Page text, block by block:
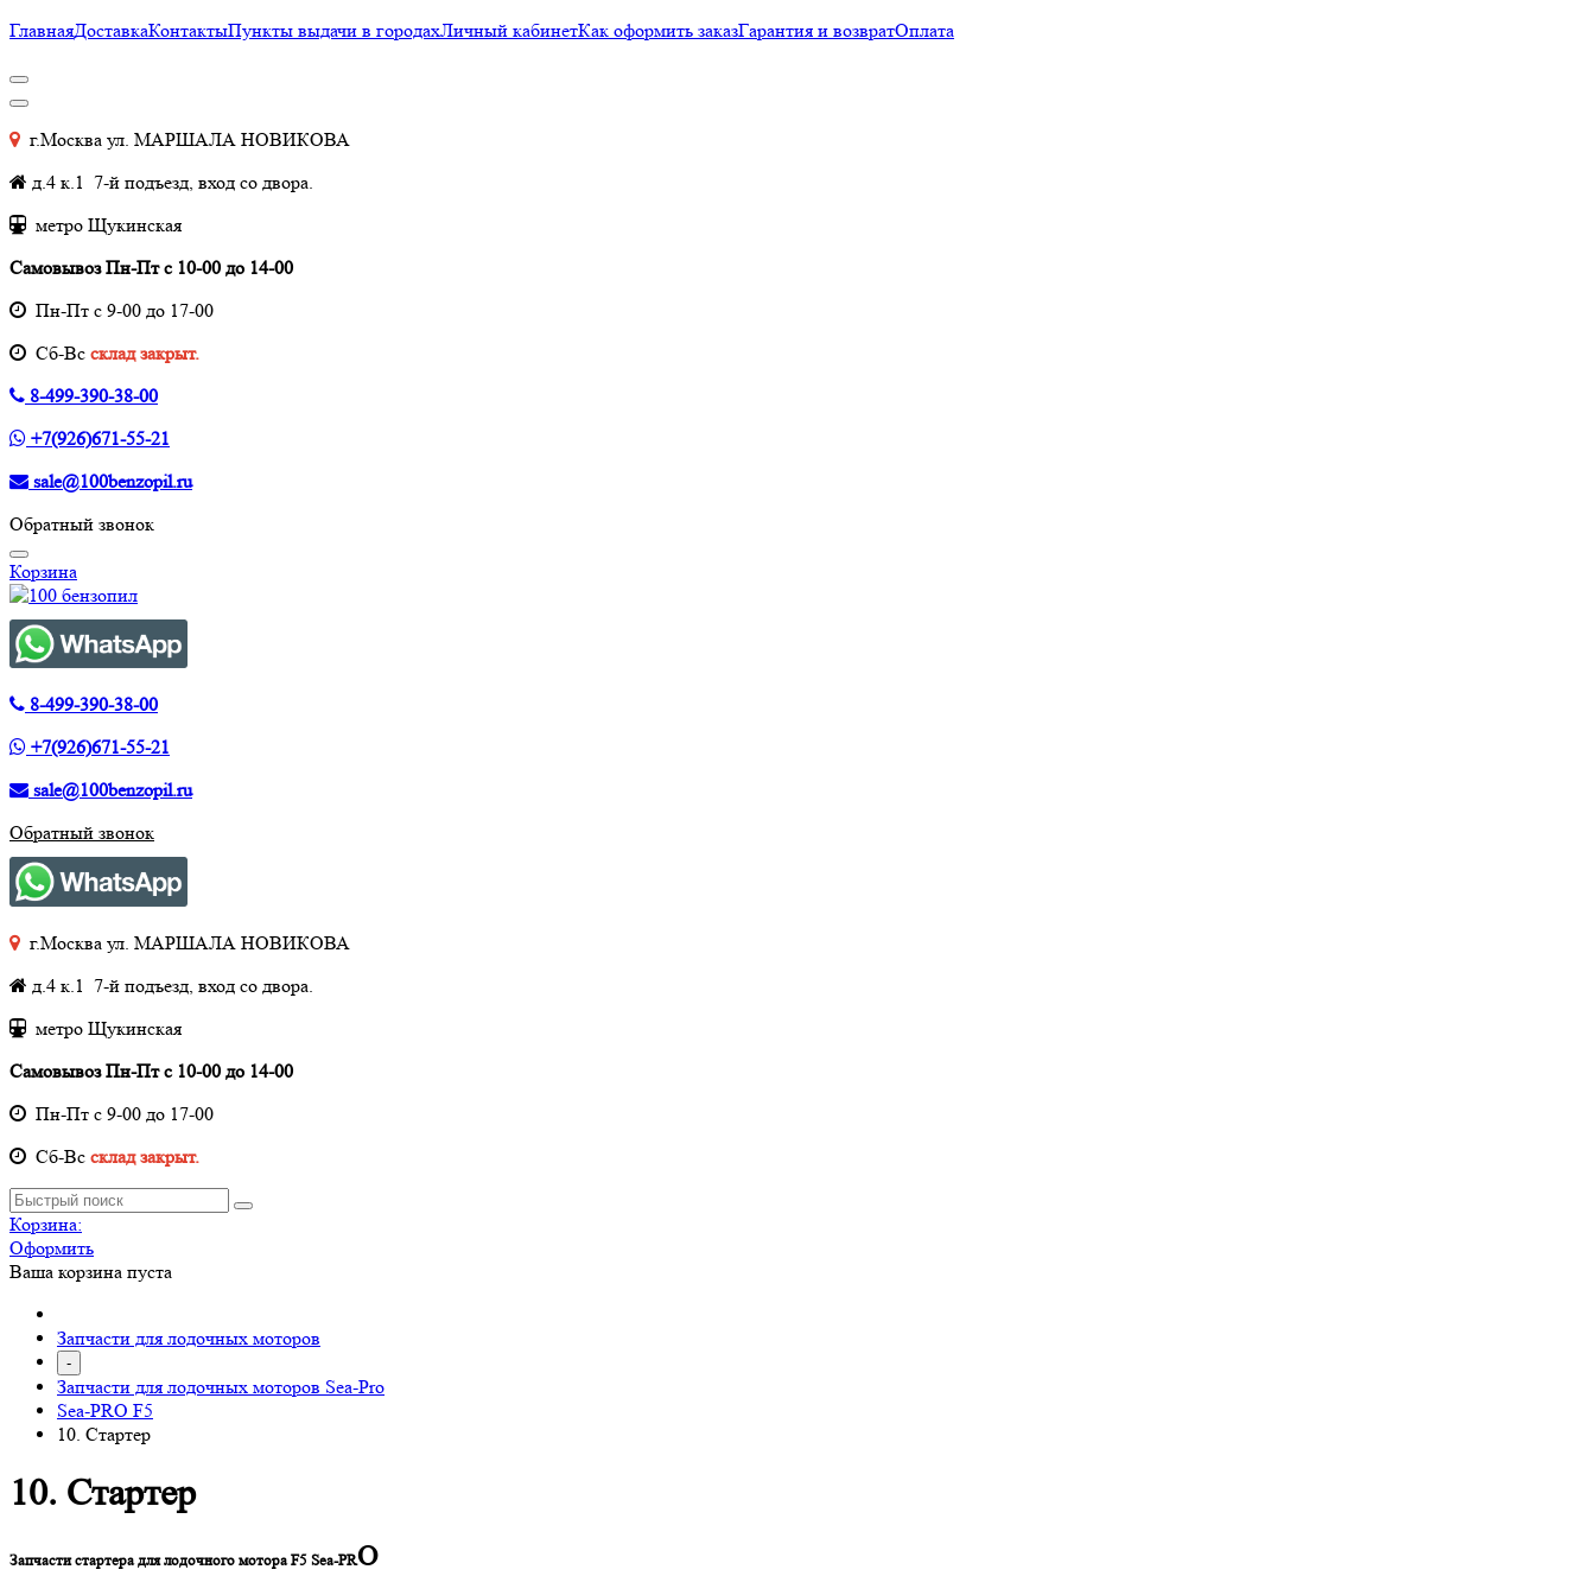
ГлавнаяДоставкаКонтактыПункты выдачи в городахЛичный кабинетКак оформить заказГарантия и возвратОплата
г.Москва ул. МАРШАЛА НОВИКОВА
д.4 к.1 7-й подъезд, вход со двора.
метро Щукинская
Самовывоз Пн-Пт с 10-00 до 14-00
Пн-Пт с 9-00 до 17-00
Cб-Вс склад закрыт.
8-499-390-38-00
+7(926)671-55-21
sale@100benzopil.ru
Обратный звонок
Корзина
8-499-390-38-00
+7(926)671-55-21
sale@100benzopil.ru
Обратный звонок
г.Москва ул. МАРШАЛА НОВИКОВА
д.4 к.1 7-й подъезд, вход со двора.
метро Щукинская
Самовывоз Пн-Пт с 10-00 до 14-00
Пн-Пт с 9-00 до 17-00
Cб-Вс склад закрыт.
Корзина:
Оформить
Ваша корзина пуста
Запчасти для лодочных моторов
-
Запчасти для лодочных моторов Sea-Pro
Sea-PRO F5
10. Стартер
10. Стартер
Запчасти стартера для лодочного мотора F5 Sea-PRO